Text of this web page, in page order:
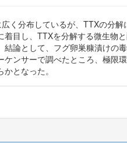
く分布しているが、TTXの分
目し、TTXを分解する微生物
論として、フグ卵巣糠漬け
ンサーで調べたところ、極
となった。